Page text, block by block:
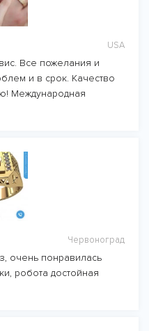
USA
Все пожелания и
и в срок. Качество
Международная
Червоноград
очень понравилась
робота достойная